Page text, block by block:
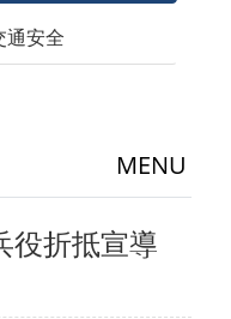
通安全
MENU
役折抵宣導